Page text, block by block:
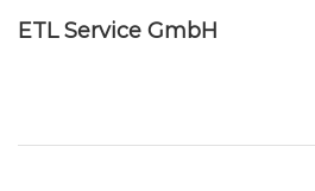
ETL Service GmbH